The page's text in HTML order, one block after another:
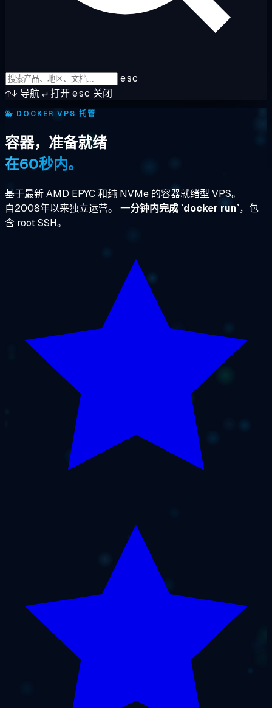
esc
↑↓ 导航↵打开esc 关闭
🐳 DOCKER VPS 托管
容器，准备就绪
在60秒内。
基于最新 AMD EPYC 和纯 NVMe 的容器就绪型 VPS。
自2008年以来独立运营。 一分钟内完成 `docker run`，包
含 root SSH。